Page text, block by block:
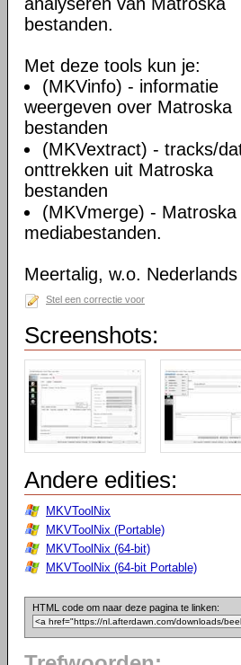
bestanden.
Met deze tools kun je:
(MKVinfo) - informatie
weergeven over Matroska
bestanden
(MKVextract) - tracks/
onttrekken uit Matroska
bestanden
(MKVmerge) -
mediabestanden.
Meertalig, w.o. Nederlands
Stel een correctie voor
Screenshots:
Andere edities:
MKVToolNix
MKVToolNix (Portable)
MKVToolNix (64-bit)
MKVToolNix (64-bit Portable)
HTML code om naar deze pagina te linken: